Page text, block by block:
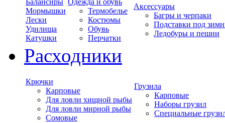
Балансиры
Мормышки
Лески
Удилища
Катушки
Одежда и обувь
Термобелье
Костюмы
Обувь
Перчатки
Аксессуары
Багры и черпаки
Подставки под
Ледобуры и пешни
Расходники
Крючки
Карповые
Для ловли хищной рыбы
Для ловли мирной рыбы
Сомовые
Грузила
Карповые
Наборы грузил
Специальные